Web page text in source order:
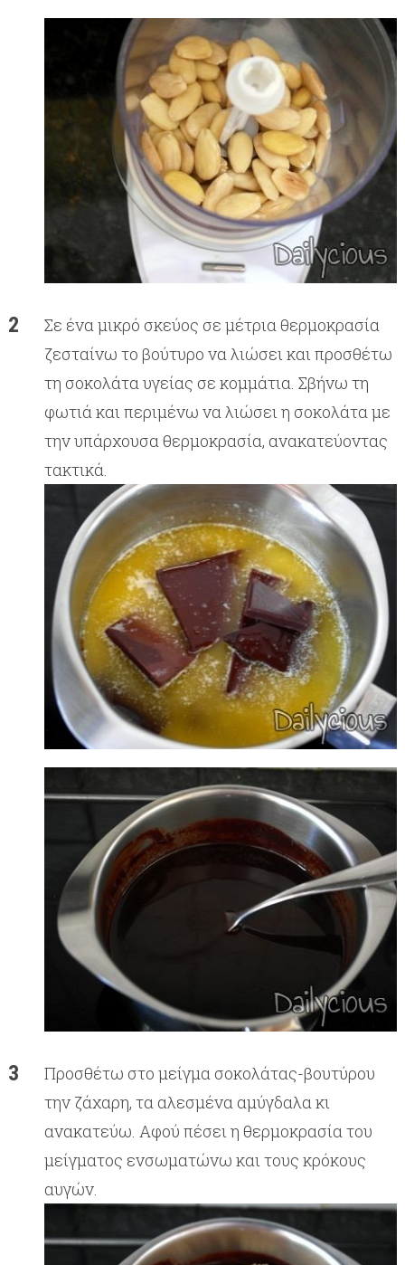
Σε ένα μικρό σκεύος σε μέτρια θερμοκρασία
ζεσταίνω το βούτυρο να λιώσει και προσθέτω
τη σοκολάτα υγείας σε κομμάτια. Σβήνω τη
φωτιά και περιμένω να λιώσει η σοκολάτα με
την υπάρχουσα θερμοκρασία, ανακατεύοντας
τακτικά.
Προσθέτω στο μείγμα σοκολάτας-βουτύρου
την ζάχαρη, τα αλεσμένα αμύγδαλα κι
ανακατεύω. Αφού πέσει η θερμοκρασία του
μείγματος ενσωματώνω και τους κρόκους
αυγών.